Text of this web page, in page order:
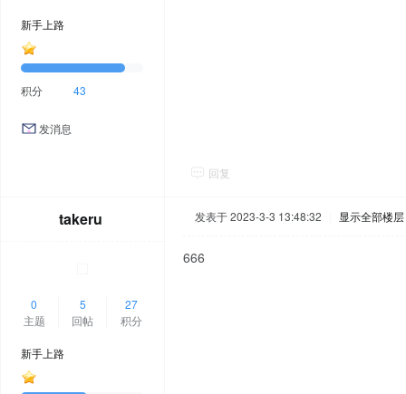
新手上路
积分 43
发消息
回复
takeru
0
主题
5
回帖
27
积分
新手上路
发表于 2023-3-3 13:48:32 显示全部楼层
666